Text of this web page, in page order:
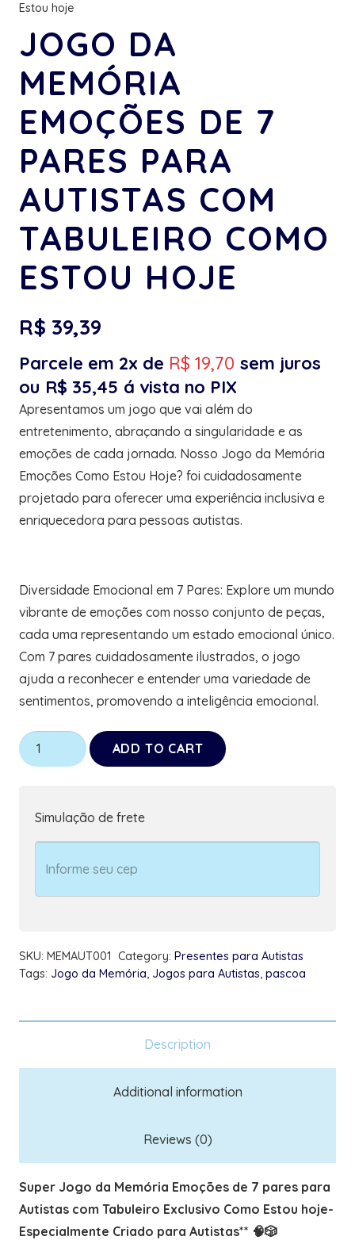
Estou hoje
JOGO DA
MEMÓRIA
EMOÇÕES DE 7
PARES PARA
AUTISTAS COM
TABULEIRO COMO
ESTOU HOJE
R$ 39,39
Parcele em 2x de R$ 19,70 sem juros
ou R$ 35,45 á vista no PIX
Apresentamos um jogo que vai além do
entretenimento, abraçando a singularidade e as
emoções de cada jornada. Nosso Jogo da Memória
Emoções Como Estou Hoje? foi cuidadosamente
projetado para oferecer uma experiência inclusiva e
enriquecedora para pessoas autistas.
Diversidade Emocional em 7 Pares: Explore um mundo
vibrante de emoções com nosso conjunto de peças,
cada uma representando um estado emocional único.
Com 7 pares cuidadosamente ilustrados, o jogo
ajuda a reconhecer e entender uma variedade de
sentimentos, promovendo a inteligência emocional.
Jogo
da
pares
para
Tabuleiro
Como
ADD TO CART
Simulação de frete
SKU: MEMAUT001 Category: Presentes para Autistas
Tags: Jogo da Memória, Jogos para Autistas, pascoa
Description
Additional information
Reviews (0)
Super Jogo da Memória Emoções de 7 pares para
Autistas com Tabuleiro Exclusivo Como Estou hoje-
Especialmente Criado para Autistas** 🧠🎲